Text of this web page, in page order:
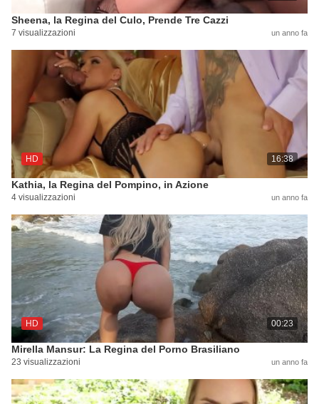
Sheena, la Regina del Culo, Prende Tre Cazzi
7 visualizzazioni un anno fa
HD 16:38
Kathia, la Regina del Pompino, in Azione
4 visualizzazioni un anno fa
HD 00:23
Mirella Mansur: La Regina del Porno Brasiliano
23 visualizzazioni un anno fa